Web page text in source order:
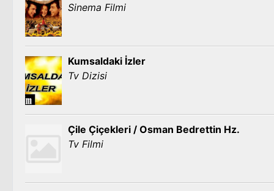
Sinema Filmi
Kumsaldaki İzler
Tv Dizisi
Çile Çiçekleri / Osman Bedrettin Hz.
Tv Filmi